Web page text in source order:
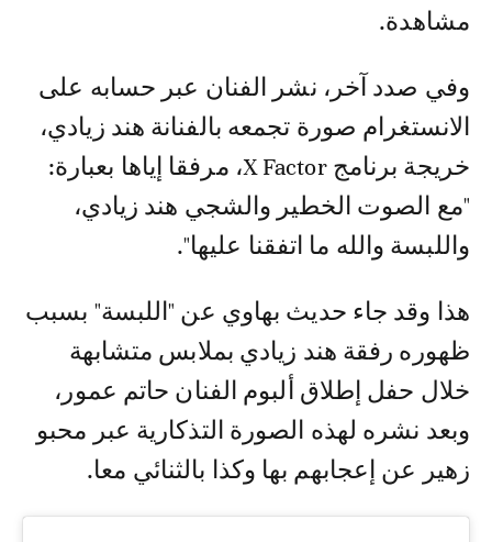
مشاهدة.
وفي صدد آخر، نشر الفنان عبر حسابه على
الانستغرام صورة تجمعه بالفنانة هند زيادي،
خريجة برنامج X Factor، مرفقا إياها بعبارة:
"مع الصوت الخطير والشجي هند زيادي،
واللبسة والله ما اتفقنا عليها".
هذا وقد جاء حديث بهاوي عن "اللبسة" بسبب
ظهوره رفقة هند زيادي بملابس متشابهة
خلال حفل إطلاق ألبوم الفنان حاتم عمور،
وبعد نشره لهذه الصورة التذكارية عبر محبو
زهير عن إعجابهم بها وكذا بالثنائي معا.